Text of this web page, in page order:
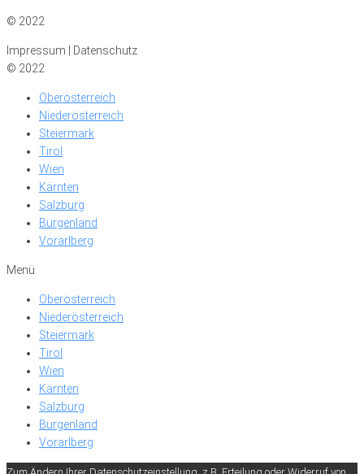
© 2022
Impressum | Datenschutz
© 2022
Oberösterreich
Niederösterreich
Steiermark
Tirol
Wien
Kärnten
Salzburg
Burgenland
Vorarlberg
Menü
Oberösterreich
Niederösterreich
Steiermark
Tirol
Wien
Kärnten
Salzburg
Burgenland
Vorarlberg